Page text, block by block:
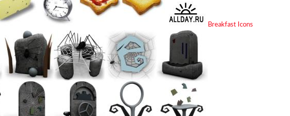
Breakfast Icons